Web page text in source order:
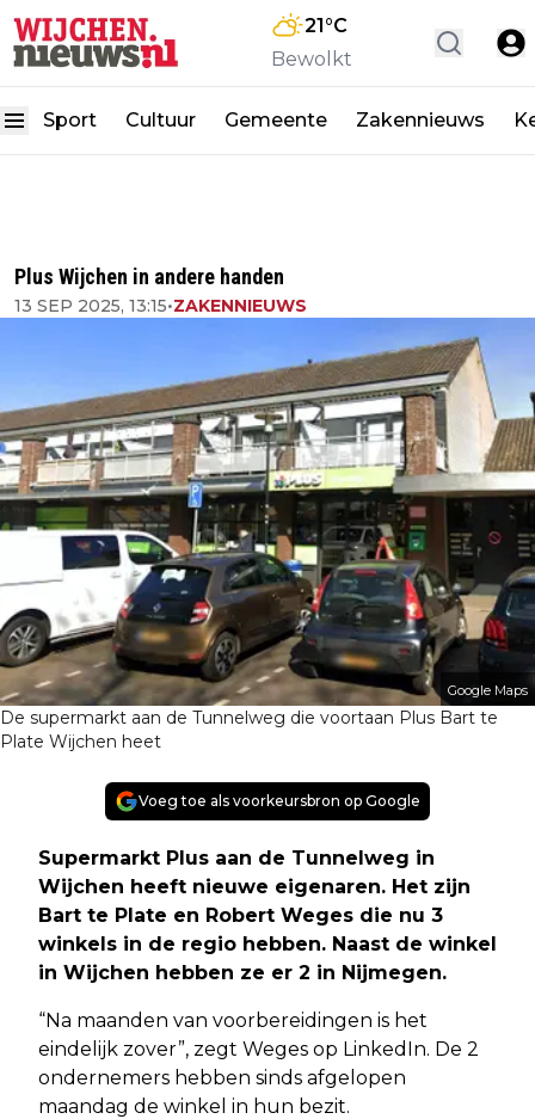
21°C
Bewolkt
Sport Cultuur Gemeente Zakennieuws
Plus Wijchen in andere handen
13 SEP 2025, 13:15•ZAKENNIEUWS
Google Maps
De supermarkt aan de Tunnelweg die voortaan Plus Bart te
Plate Wijchen heet
Voeg toe als voorkeursbron op Google
Supermarkt Plus aan de Tunnelweg in
Wijchen heeft nieuwe eigenaren. Het zijn
Bart te Plate en Robert Weges die nu 3
winkels in de regio hebben. Naast de winkel
in Wijchen hebben ze er 2 in Nijmegen.
“Na maanden van voorbereidingen is het
eindelijk zover”, zegt Weges op LinkedIn. De 2
ondernemers hebben sinds afgelopen
maandag de winkel in hun bezit.